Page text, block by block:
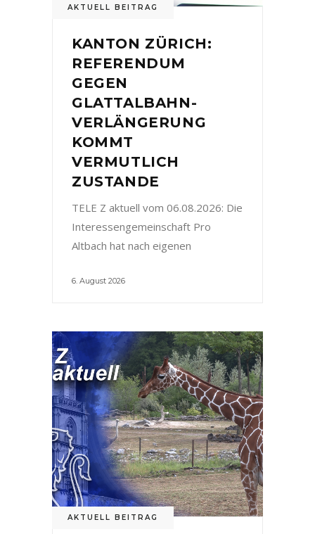
AKTUELL BEITRAG
KANTON ZÜRICH:
REFERENDUM
GEGEN
GLATTALBAHN-
VERLÄNGERUNG
KOMMT
VERMUTLICH
ZUSTANDE
TELE Z aktuell vom 06.08.2026: Die
Interessengemeinschaft Pro
Altbach hat nach eigenen
6. August 2026
AKTUELL BEITRAG